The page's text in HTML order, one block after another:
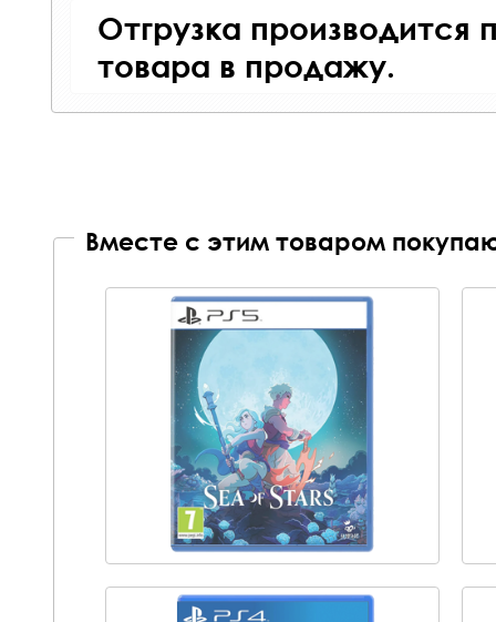
Отгрузка производится
товара в продажу.
Вместе с этим товаром